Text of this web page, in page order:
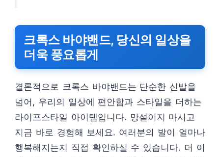
크록스 바야밴드, 당신의 일상을
더욱 풍요롭게
결론적으로 크록스 바야밴드는 단순한 신발을
넘어, 우리의 일상에 편안함과 스타일을 더하는
라이프스타일 아이템입니다. 망설이지 마시고
지금 바로 경험해 보세요. 여러분의 발이 얼마나
행복해지는지 직접 확인하실 수 있습니다. 더 이